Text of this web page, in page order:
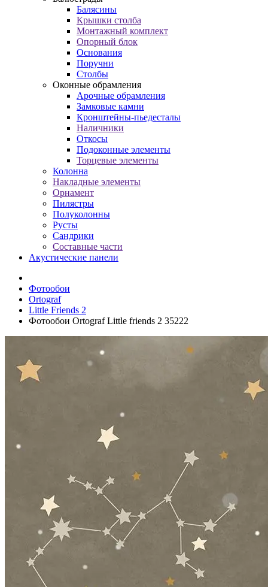
Балясины
Крышки столба
Монтажный комплект
Опорный блок
Основания
Поручни
Столбы
Оконные обрамления
Арочные обрамления
Замковые камни
Кронштейны-пьедесталы
Наличники
Откосы
Подоконные элементы
Торцевые элементы
Колонна
Накладные элементы
Орнамент
Пилястры
Полуколонны
Русты
Сандрики
Составные части
Акустические панели
Фотообои
Ortograf
Little Friends 2
Фотообои Ortograf Little friends 2 35222